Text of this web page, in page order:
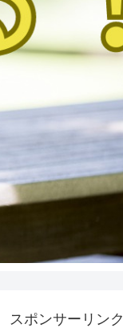
スポンサーリンク